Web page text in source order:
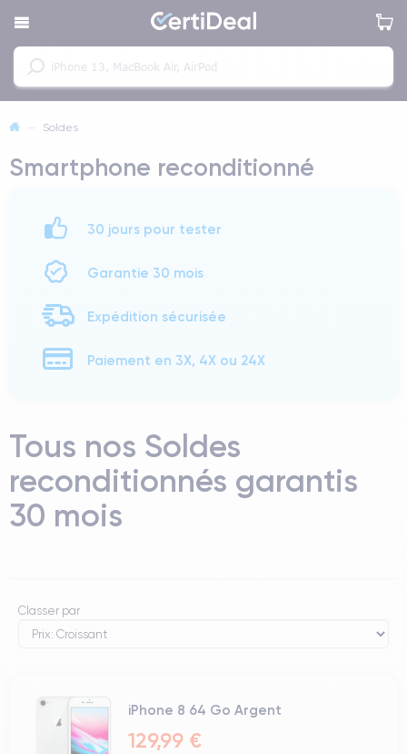
— Soldes
Smartphone reconditionné
30 jours pour tester
Garantie 30 mois
Expédition sécurisée
Paiement en 3X, 4X ou 24X
Tous nos Soldes
reconditionnés garantis
30 mois
Classer par
iPhone 8 64 Go Argent
129,99 €